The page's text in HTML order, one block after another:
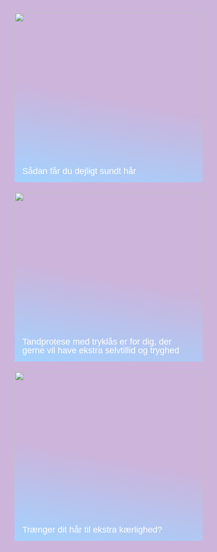
Sådan får du dejligt sundt hår
Tandprotese med tryklås er for dig, der
gerne vil have ekstra selvtillid og tryghed
Trænger dit hår til ekstra kærlighed?